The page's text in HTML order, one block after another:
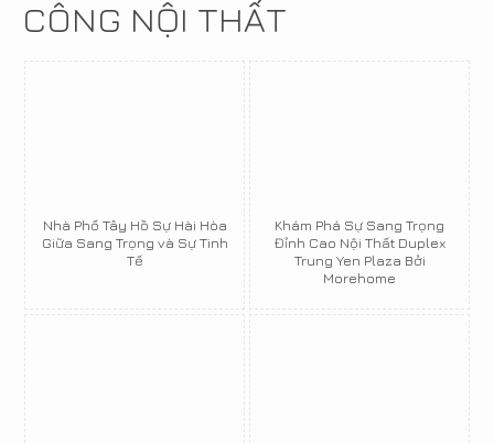
CÔNG NỘI THẤT
Nhà Phố Tây Hồ Sự Hài Hòa
Giữa Sang Trọng và Sự Tinh
Tế
Khám Phá Sự Sang Trọng
Đỉnh Cao Nội Thất Duplex
Trung Yen Plaza Bởi
Morehome